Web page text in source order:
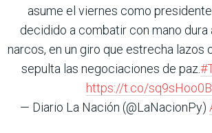
asume el viernes como
decidido a combatir con mano dura
narcos, en un giro que estrecha lazos
sepulta las negociaciones de paz.
https://t.co/
— Diario La Nación (@LaNacionPy)